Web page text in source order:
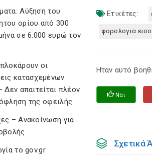
Αύξηση του
ορίου από 300
σε 6.000 ευρώ τον
οι
κατασχεμένων
Δεν απαιτείται πλέον
της οφειλής
– Ανακοίνωση για
το gov.gr
Ετικέτες:
φορολογια
Ηταν αυτό
Ναι
Σχετικά